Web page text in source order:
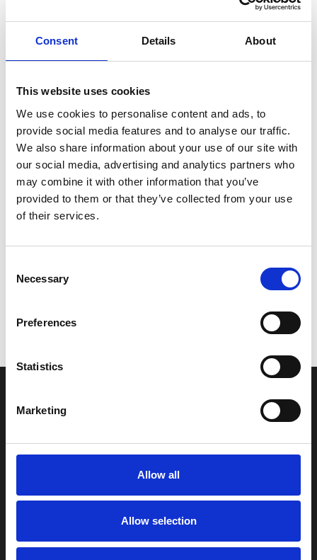
Consent Details About
This website uses cookies
We use cookies to personalise content and ads, to
provide social media features and to analyse our traffic.
We also share information about your use of our site with
our social media, advertising and analytics partners who
may combine it with other information that you’ve
provided to them or that they’ve collected from your use
of their services.
Selection
Necessary
Preferences
Statistics
Marketing
Allow all
Allow selection
Leveringstid er 5-6 dag(e)
Model/varenr.: 6P2243131000
576,25 DKK
Læg i kurv
Vi oplever i øjeblikket store og hyppige prisændringer i markedet.
Derfor kan der i enkelte tilfælde være produkter, som ikke kan
INFORMATIONER
Fragt og levering
Betingelser & Vilkår
Købsgaranti